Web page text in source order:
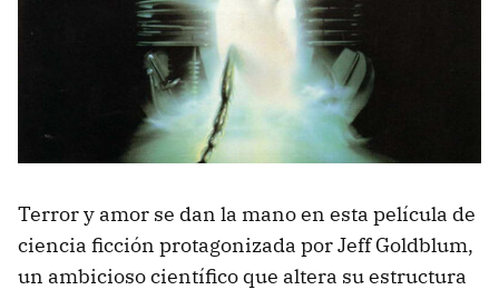
Terror y amor se dan la mano en esta película de
ciencia ficción protagonizada por Jeff Goldblum,
un ambicioso científico que altera su estructura